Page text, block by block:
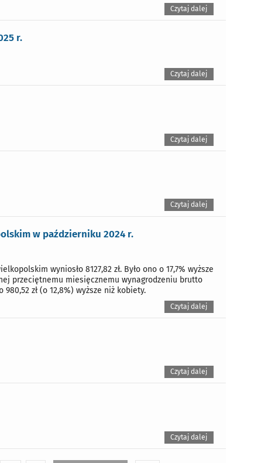
Czytaj dalej
r.
Czytaj dalej
Czytaj dalej
Czytaj dalej
w październiku 2024 r.
wyniosło 8127,82 zł. Było ono o 17,7% wyższe
przeciętnemu miesięcznemu wynagrodzeniu brutto
zł (o 12,8%) wyższe niż kobiety.
Czytaj dalej
Czytaj dalej
Czytaj dalej